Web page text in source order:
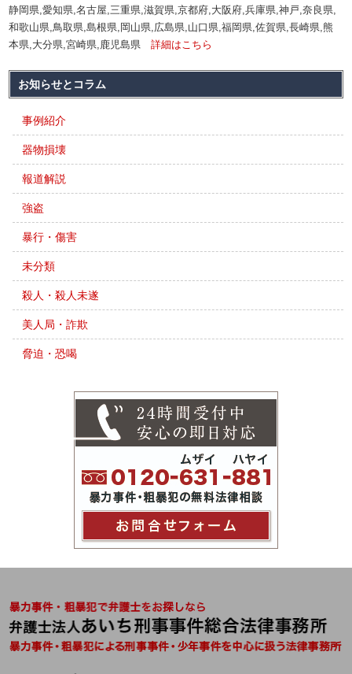
静岡県,愛知県,名古屋,三重県,滋賀県,京都府,大阪府,兵庫県,神戸,奈良県,
和歌山県,鳥取県,島根県,岡山県,広島県,山口県,福岡県,佐賀県,長崎県,熊
本県,大分県,宮崎県,鹿児島県詳細はこちら
お知らせとコラム
事例紹介
器物損壊
報道解説
強盗
暴行・傷害
未分類
殺人・殺人未遂
美人局・詐欺
脅迫・恐喝